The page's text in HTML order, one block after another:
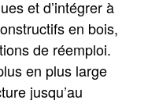
et d’intégrer à
en bois,
de réemploi.
en plus large
jusqu’au